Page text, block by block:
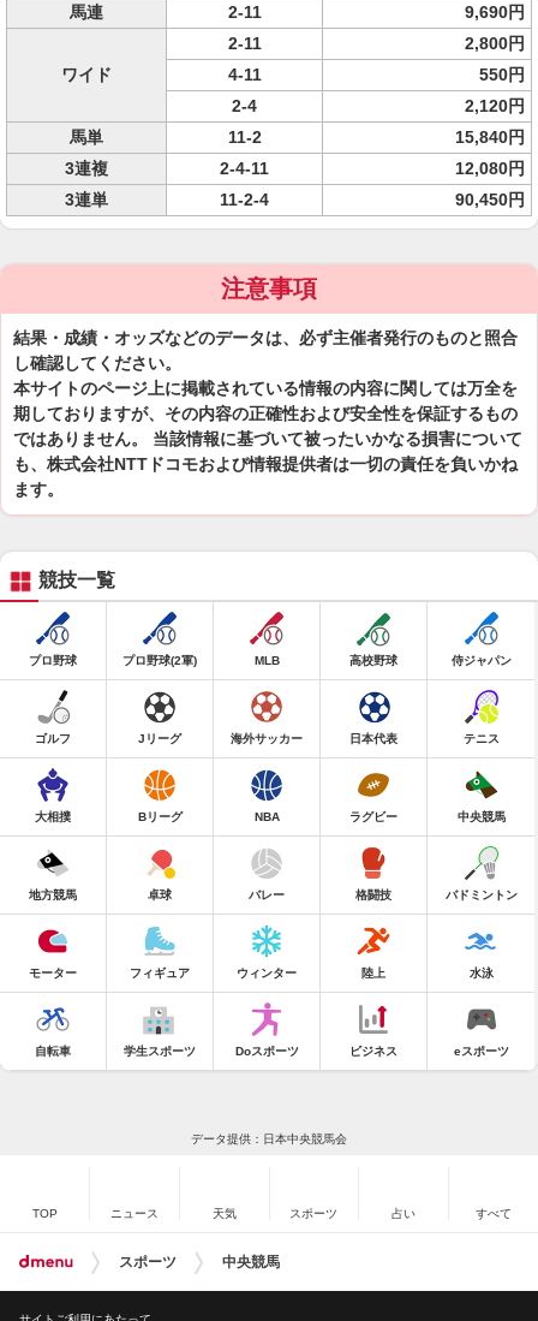
馬連
2-11 9,690円
ワイド
2-11
2,800円
4-11
550円
2-4
2,120円
馬単
11-2
15,840円
3連複
2-4-11
12,080円
3連単
11-2-4 90,450円
注意事項
結果・成績・オッズなどのデータは、必ず主催者発行のものと照合
し確認してください。
本サイトのページ上に掲載されている情報の内容に関しては万全を
期しておりますが、その内容の正確性および安全性を保証するもの
ではありません。 当該情報に基づいて被ったいかなる損害について
も、株式会社NTTドコモおよび情報提供者は一切の責任を負いかね
ます。
競技一覧
プロ野球 プロ野球(2軍) MLB 高校野球 侍ジャパン
ゴルフ Jリーグ 海外サッカー 日本代表 テニス
大相撲 Bリーグ NBA ラグビー 中央競馬
地方競馬 卓球 バレー 格闘技 バドミントン
モーター フィギュア ウィンター 陸上 水泳
自転車 学生スポーツ Doスポーツ ビジネス eスポーツ
データ提供：日本中央競馬会
TOP ニュース 天気 スポーツ 占い すべて
スポーツ 中央競馬